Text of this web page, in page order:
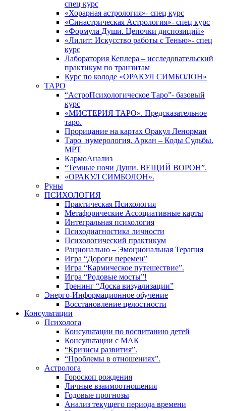
спец курс
«Хорарная астрология»- спец курс
«Синастрическая Астрология»- спец курс
«Формула Души. Цепочки диспозиций»
«Лилит: Искусство работы с Тенью»- спец
курс
Лаборатория Кеплера – исследовательский
практикум по транзитам
Курс по колоде «ОРАКУЛ СИМБОЛОН»
ТАРО
“АстроПсихологическое Таро”- базовый
курс
«МИСТЕРИЯ ТАРО». Предсказательное
таро.
Прорицание на картах Оракул Ленорман
Таро_нумерология, Аркан – Коды Судьбы.
МРТ
КармоАнализ
“Темные ночи Души. ВЕЩИЙ ВОРОН”.
«ОРАКУЛ СИМБОЛОН».
Руны
ПСИХОЛОГИЯ
Практическая Психология
Метафорические Ассоциативные карты
Интегральная психология
Психодиагностика личности
Психологический практикум
Рационально – Эмоциональная Терапия
Игра “Дороги перемен”
Игра “Кармическое путешествие”.
Игра “Родовые мосты”!
Тренинг “Доска визуализации”
Энерго-Информационное обучение
Восстановление целостности
Консультации
Психолога
Консультации по воспитанию детей
Консультации с МАК
“Кризисы развития”.
“Проблемы в отношениях”.
Астролога
Гороскоп рождения
Личные взаимоотношения
Годовые прогнозы
Анализ текущего периода времени